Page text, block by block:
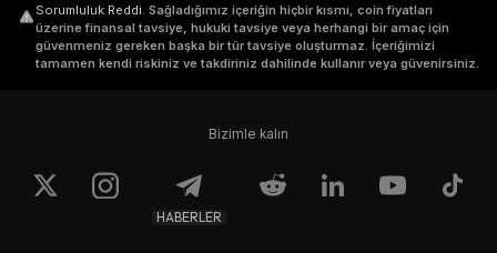
Sorumluluk Reddi Sağladığımız içeriğin hiçbir kısmı, coin fiyatları
üzerine finansal tavsiye, hukuki tavsiye veya herhangi bir amaç için
güvenmeniz gereken başka bir tür tavsiye oluşturmaz. İçeriğimizi
tamamen kendi riskiniz ve takdiriniz dahilinde kullanır veya güvenirsiniz.
Bizimle kalın
HABERLER